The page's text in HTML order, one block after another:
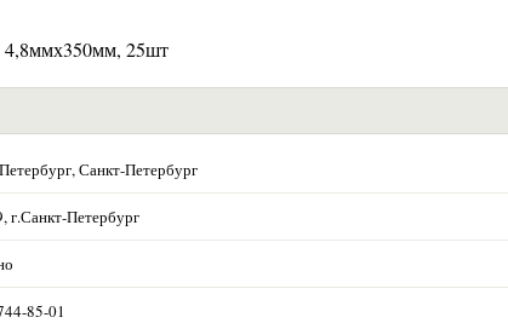
4,8ммх350мм, 25шт
Санкт-Петербург
г.Санкт-Петербург
85-01